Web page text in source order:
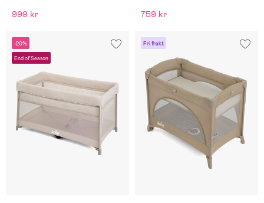
999 kr 759 kr
-20%
End of Season
Fri frakt